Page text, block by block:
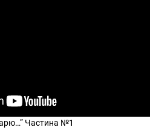
Частина №1